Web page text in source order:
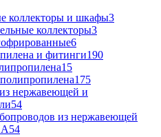
коллекторы и шкафы3
коллекторы3
6
и фитинги190
15
175
нержавеющей и
54
из нержавеющей
54